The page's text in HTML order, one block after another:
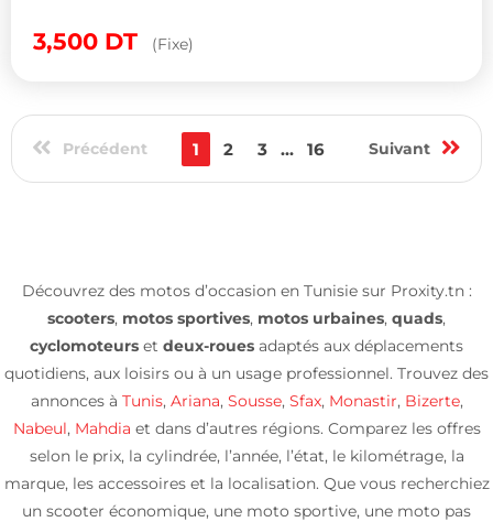
3,500 DT (Fixe)
Précédent 1 2 3 ... 16 Suivant
Découvrez des motos d’occasion en Tunisie sur Proxity.tn :
scooters, motos sportives, motos urbaines, quads,
cyclomoteurs et deux-roues adaptés aux déplacements
quotidiens, aux loisirs ou à un usage professionnel. Trouvez des
annonces à Tunis, Ariana, Sousse, Sfax, Monastir, Bizerte,
Nabeul, Mahdia et dans d’autres régions. Comparez les offres
selon le prix, la cylindrée, l’année, l’état, le kilométrage, la
marque, les accessoires et la localisation. Que vous recherchiez
un scooter économique, une moto sportive, une moto pas